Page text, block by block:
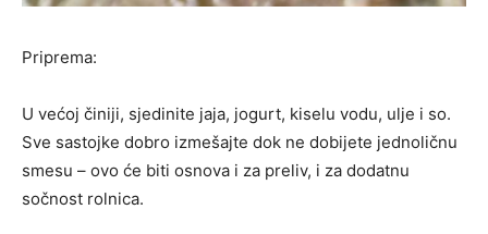
Priprema:
U većoj činiji, sjedinite jaja, jogurt, kiselu vodu, ulje i so.
Sve sastojke dobro izmešajte dok ne dobijete jednoličnu
smesu – ovo će biti osnova i za preliv, i za dodatnu
sočnost rolnica.